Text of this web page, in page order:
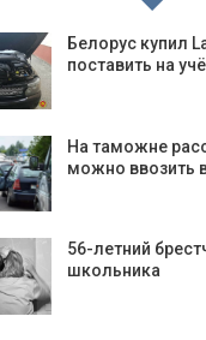
Белорус купил
поставить на
На таможне
можно ввозить
56-летний
школьника